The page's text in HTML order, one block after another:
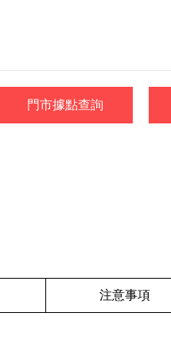
門市據點查詢
注意事項